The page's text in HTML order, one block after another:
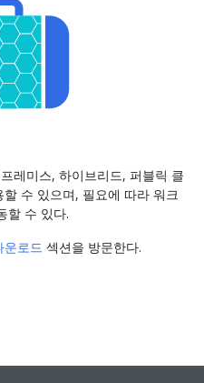
레미스, 하이브리드, 퍼블릭 클
수 있으며, 필요에 따라 워크
할 수 있다.
운로드 섹션을 방문한다.